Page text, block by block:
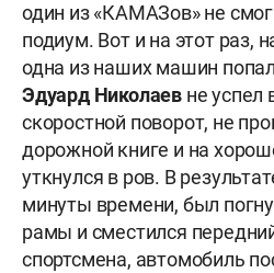
один из «КАМАЗов» не
подиум. Вот и на этот раз,
одна из наших машин
Эдуард Николаев не успел
скоростной поворот, не
дорожной книге и на
уткнулся в ров. В
минуты времени, был
рамы и сместился
спортсмена, автомобиль